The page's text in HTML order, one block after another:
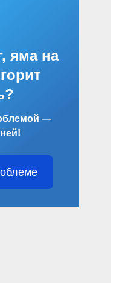
яма на
—